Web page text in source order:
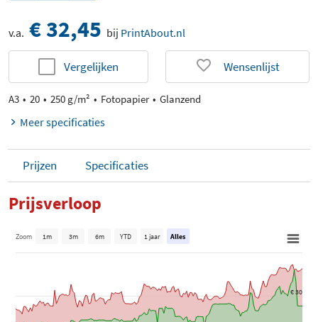
v.a. € 32,45 bij PrintAbout.nl
Vergelijken Wensenlijst
A3 20 250 g/m² Fotopapier Glanzend
Meer specificaties
Prijzen Specificaties
Prijsverloop
€ 30
Zoom 1m 3m 6m YTD 1 jaar Alles